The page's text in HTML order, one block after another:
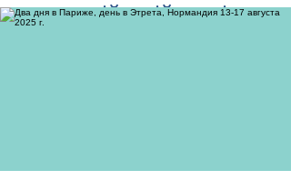
російській мові